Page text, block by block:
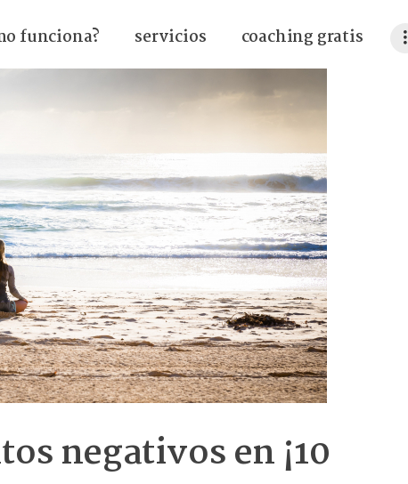
funciona? servicios coaching gratis
negativos en ¡10